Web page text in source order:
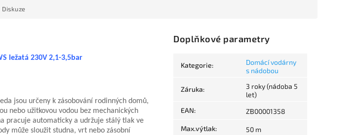
Diskuze
ležatá 230V 2,1-3,5bar
jsou určeny k zásobování rodinných domů,
nebo užitkovou vodou bez mechanických
pracuje automaticky a udržuje stálý tlak ve
může sloužit studna, vrt nebo zásobní
Doplňkové parametry
Kategorie:
Domácí vodárny
s nádobou
Záruka:
3 roky (nádoba 5
let)
EAN: ZB00001358
Max.výtlak: 50 m